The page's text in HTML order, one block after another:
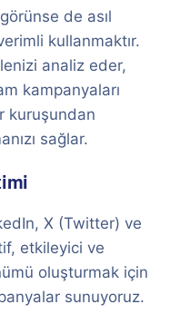
de asıl
kullanmaktır.
analiz eder,
kampanyaları
kuruşundan
sağlar.
X (Twitter) ve
etkileyici ve
oluşturmak için
sunuyoruz.